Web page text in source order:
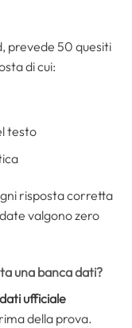
prevede 50 quesiti
di cui:
testo
risposta corretta
valgono zero
una banca dati?
ufficiale
della prova.